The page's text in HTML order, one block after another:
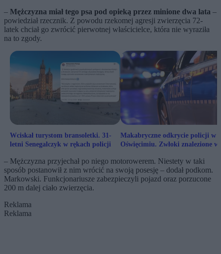
– Mężczyzna miał tego psa pod opieką przez minione dwa lata –
powiedział rzecznik. Z powodu rzekomej agresji zwierzęcia 72-
latek chciał go zwrócić pierwotnej właścicielce, która nie wyraziła
na to zgody.
Wciskał turystom bransoletki. 31-
letni Senegalczyk w rękach policji
Makabryczne odkrycie policji w
Oświęcimiu. Zwłoki znalezione w
– Mężczyzna przyjechał po niego motorowerem. Niestety w taki
sposób postanowił z nim wrócić na swoją posesję – dodał podkom.
Markowski. Funkcjonariusze zabezpieczyli pojazd oraz porzucone
200 m dalej ciało zwierzęcia.
Reklama
Reklama